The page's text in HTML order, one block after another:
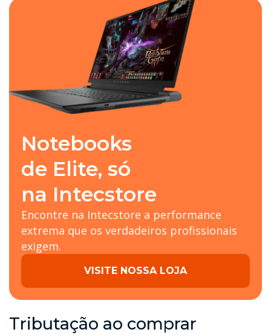
Notebooks
de Elite, só
na Intecstore
Encontre na Intecstore a performance
extrema que os verdadeiros profissionais
exigem.
VISITE NOSSA LOJA
Tributação ao comprar